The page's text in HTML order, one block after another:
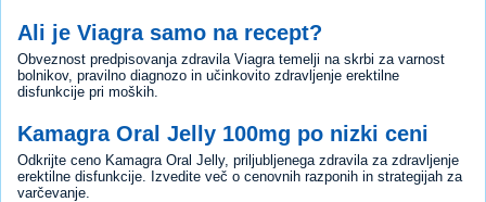
Ali je Viagra samo na recept?
Obveznost predpisovanja zdravila Viagra temelji na skrbi za varnost
bolnikov, pravilno diagnozo in učinkovito zdravljenje erektilne
disfunkcije pri moških.
Kamagra Oral Jelly 100mg po nizki ceni
Odkrijte ceno Kamagra Oral Jelly, priljubljenega zdravila za zdravljenje
erektilne disfunkcije. Izvedite več o cenovnih razponih in strategijah za
varčevanje.